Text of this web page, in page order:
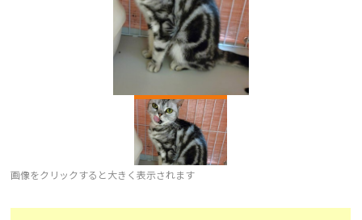
画像をクリックすると大きく表示されます